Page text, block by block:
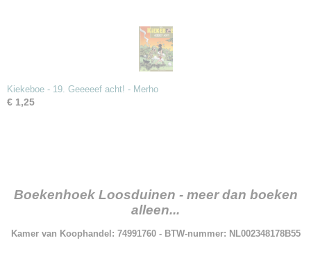
Kiekeboe - 19. Geeeeef acht! - Merho
€ 1,25
Boekenhoek Loosduinen - meer dan boeken
alleen...
Kamer van Koophandel: 74991760 - BTW-nummer: NL002348178B55